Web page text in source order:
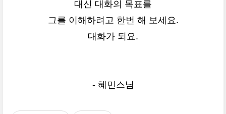
대신 대화의 목표를
그를 이해하려고 한번 해 보세요.
대화가 되요.
- 혜민스님